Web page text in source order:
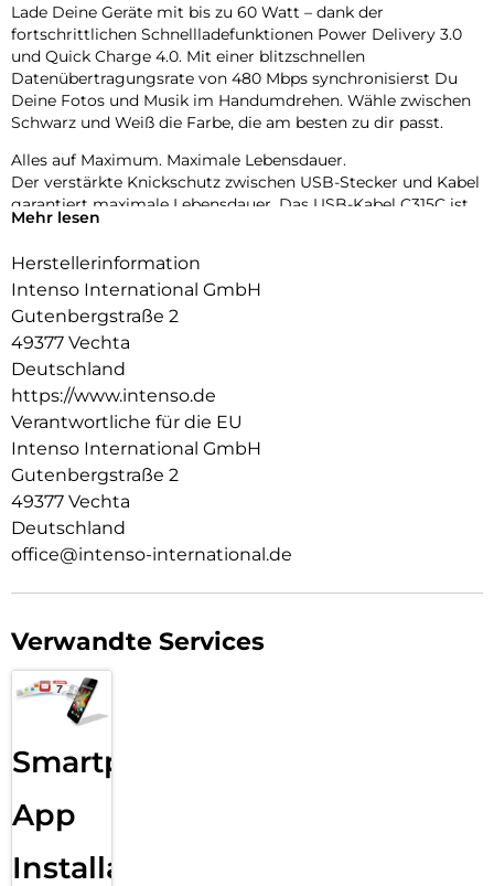
Lade Deine Geräte mit bis zu 60 Watt – dank der
fortschrittlichen Schnellladefunktionen Power Delivery 3.0
und Quick Charge 4.0. Mit einer blitzschnellen
Datenübertragungsrate von 480 Mbps synchronisierst Du
Deine Fotos und Musik im Handumdrehen. Wähle zwischen
Schwarz und Weiß die Farbe, die am besten zu dir passt.
Alles auf Maximum. Maximale Lebensdauer.
Der verstärkte Knickschutz zwischen USB-Stecker und Kabel
garantiert maximale Lebensdauer. Das USB-Kabel C315C ist
mehr als leistungsstark: hochwertige Materialien, der
Aluminiumstecker verleihen diesem Kabel nicht nur
kompromisslose Stabilität, sondern auch stilvolle Optik.
Mehr lesen
Herstellerinformation
Intenso International GmbH
Gutenbergstraße 2
49377 Vechta
Deutschland
https://www.intenso.de
Verantwortliche für die EU
Intenso International GmbH
Gutenbergstraße 2
49377 Vechta
Deutschland
office@intenso-international.de
Verwandte Services
Smartphone
App
Installation